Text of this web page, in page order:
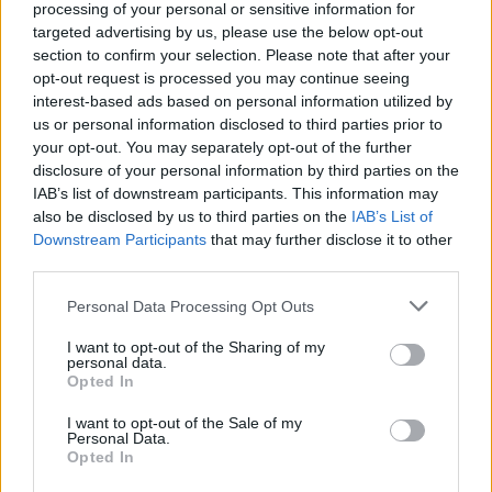
processing of your personal or sensitive information for
targeted advertising by us, please use the below opt-out
section to confirm your selection. Please note that after your
opt-out request is processed you may continue seeing
interest-based ads based on personal information utilized by
us or personal information disclosed to third parties prior to
your opt-out. You may separately opt-out of the further
disclosure of your personal information by third parties on the
IAB’s list of downstream participants. This information may
also be disclosed by us to third parties on the IAB’s List of
Downstream Participants that may further disclose it to other
Please note that this website/app uses one or more Google
not limited to your visit or usage behaviour. You may click to
grant or deny consent to Google and its third-party tags to
use your data for below specified purposes in below Google
consent section.
Personal Data Processing Opt Outs
I want to opt-out of the Sharing of my
personal data.
Opted In
I want to opt-out of the Sale of my
Personal Data.
Opted In
“Οι συμφωνίες πρέπει να γίνονται σεβαστές. Και για να
μπορέσει να υπάρξει μεταγραφή από έναν επαγγελματικό
όπως τα κολέγια,πρέπει να υπάρχει μία διαδικασία –
πείτε το letter of clearence ή όπως αλλιώς θέλετε